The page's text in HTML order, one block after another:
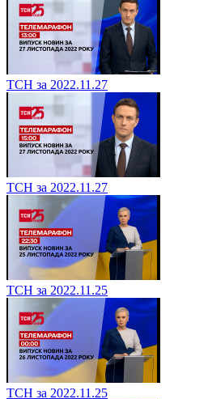
ТСН за 2022.11.27
ТСН за 2022.11.27
ТСН за 2022.11.25
ТСН за 2022.11.25